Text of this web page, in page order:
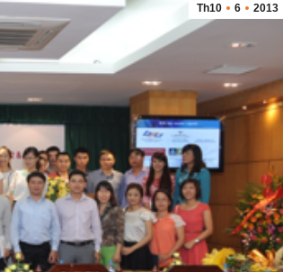
Th10 6 2013